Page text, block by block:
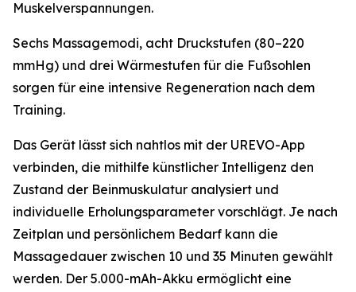
Muskelverspannungen.
Sechs Massagemodi, acht Druckstufen (80–220
mmHg) und drei Wärmestufen für die Fußsohlen
sorgen für eine intensive Regeneration nach dem
Training.
Das Gerät lässt sich nahtlos mit der UREVO-App
verbinden, die mithilfe künstlicher Intelligenz den
Zustand der Beinmuskulatur analysiert und
individuelle Erholungsparameter vorschlägt. Je nach
Zeitplan und persönlichem Bedarf kann die
Massagedauer zwischen 10 und 35 Minuten gewählt
werden. Der 5.000-mAh-Akku ermöglicht eine